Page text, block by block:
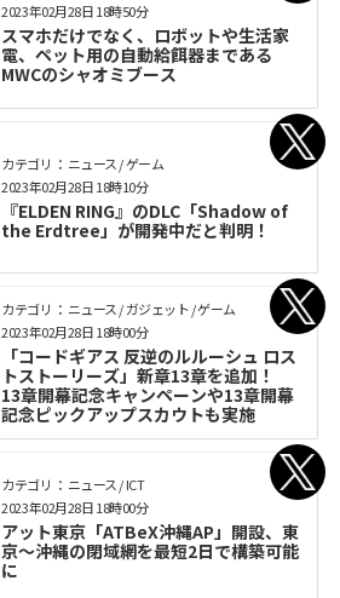
スマホだけでなく、ロボットや生活家
電、ペット用の自動給餌器まである
MWCのシャオミブース
2023年02月28日 18時50分
カテゴリ： ニュース / ゲーム
『ELDEN RING』のDLC「Shadow of
the Erdtree」が開発中だと判明！
2023年02月28日 18時10分
カテゴリ： ニュース / ガジェット / ゲーム
「コードギアス 反逆のルルーシュ ロス
トストーリーズ」新章13章を追加！
13章開幕記念キャンペーンや13章開幕
記念ピックアップスカウトも実施
2023年02月28日 18時00分
カテゴリ： ニュース / ICT
アット東京「ATBeX沖縄AP」開設、東
京～沖縄の閉域網を最短2日で構築可能
に
2023年02月28日 18時00分